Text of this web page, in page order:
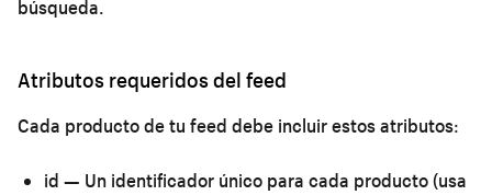
búsqueda.
Atributos requeridos del feed
Cada producto de tu feed debe incluir estos atributos:
id — Un identificador único para cada producto (usa